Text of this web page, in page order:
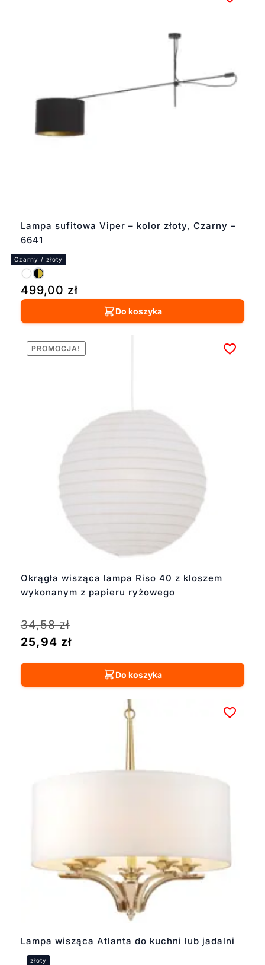
Lampa sufitowa Viper – kolor złoty, Czarny –
6641
499,00 zł
Do koszyka
Okrągła wisząca lampa Riso 40 z kloszem
wykonanym z papieru ryżowego
PROMOCJA!
34,58zł
25,94 zł
Do koszyka
Lampa wisząca Atlanta do kuchni lub jadalni